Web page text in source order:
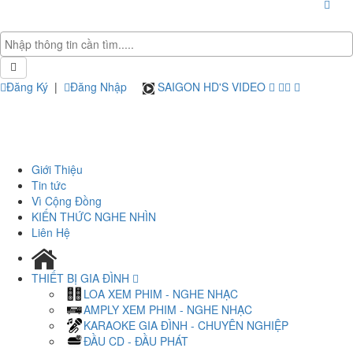
Đăng Ký | Đăng Nhập SAIGON HD'S VIDEO
Giới Thiệu
Tin tức
Vì Cộng Đồng
KIẾN THỨC NGHE NHÌN
Liên Hệ
THIẾT BỊ GIA ĐÌNH
LOA XEM PHIM - NGHE NHẠC
AMPLY XEM PHIM - NGHE NHẠC
KARAOKE GIA ĐÌNH - CHUYÊN NGHIỆP
ĐẦU CD - ĐẦU PHÁT